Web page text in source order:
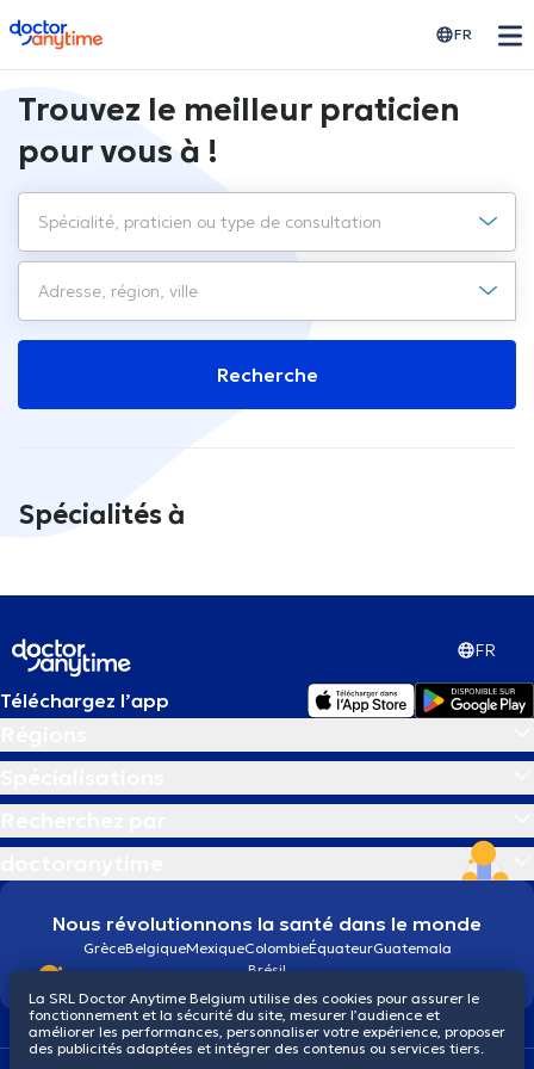
doctoranytime FR
Trouvez le meilleur praticien
pour vous à !
Recherche
Spécialités à
FR
Téléchargez l’app
Nous révolutionnons la santé dans le monde
GrèceBelgiqueMexiqueColombieÉquateurGuatemala
Brésil
La SRL Doctor Anytime Belgium utilise des cookies pour assurer le
fonctionnement et la sécurité du site, mesurer l’audience et
améliorer les performances, personnaliser votre expérience, proposer
des publicités adaptées et intégrer des contenus ou services tiers.